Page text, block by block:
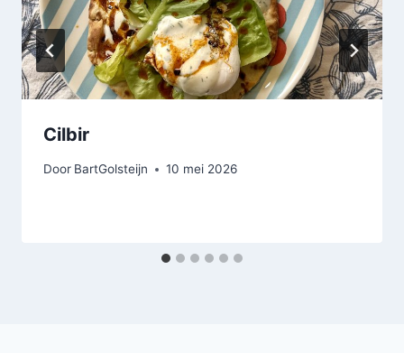
Cilbir
Door BartGolsteijn 10 mei 2026